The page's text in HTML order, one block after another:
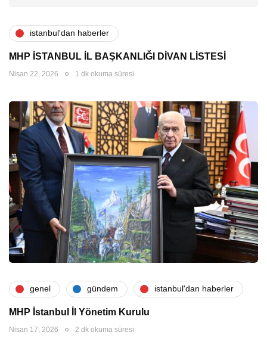
i̇stanbul'dan haberler
MHP İSTANBUL İL BAŞKANLIĞI DİVAN LİSTESİ
Nisan 22, 2026 1 dk okuma süresi
genel gündem i̇stanbul'dan haberler
MHP İstanbul İl Yönetim Kurulu
Nisan 17, 2026 2 dk okuma süresi